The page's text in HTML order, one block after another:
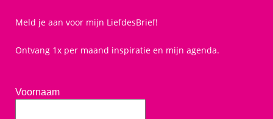
Meld je aan voor mijn LiefdesBrief!
Ontvang 1x per maand inspiratie en mijn agenda.
Voornaam